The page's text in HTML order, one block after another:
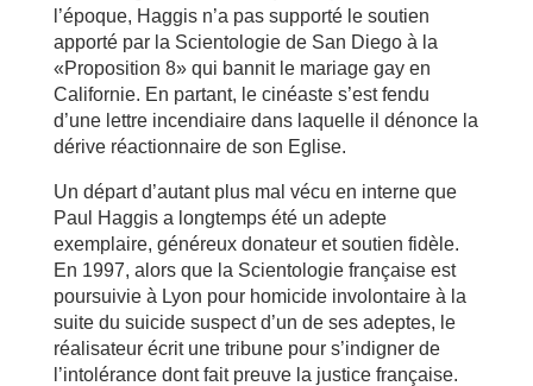
l’époque, Haggis n’a pas supporté le soutien
apporté par la Scientologie de San Diego à la
«Proposition 8» qui bannit le mariage gay en
Californie. En partant, le cinéaste s’est fendu
d’une lettre incendiaire dans laquelle il dénonce la
dérive réactionnaire de son Eglise.
Un départ d’autant plus mal vécu en interne que
Paul Haggis a longtemps été un adepte
exemplaire, généreux donateur et soutien fidèle.
En 1997, alors que la Scientologie française est
poursuivie à Lyon pour homicide involontaire à la
suite du suicide suspect d’un de ses adeptes, le
réalisateur écrit une tribune pour s’indigner de
l’intolérance dont fait preuve la justice française.